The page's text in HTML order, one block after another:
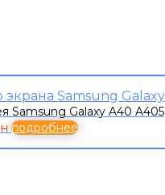
Samsung Galaxy A40 A405
подробнее